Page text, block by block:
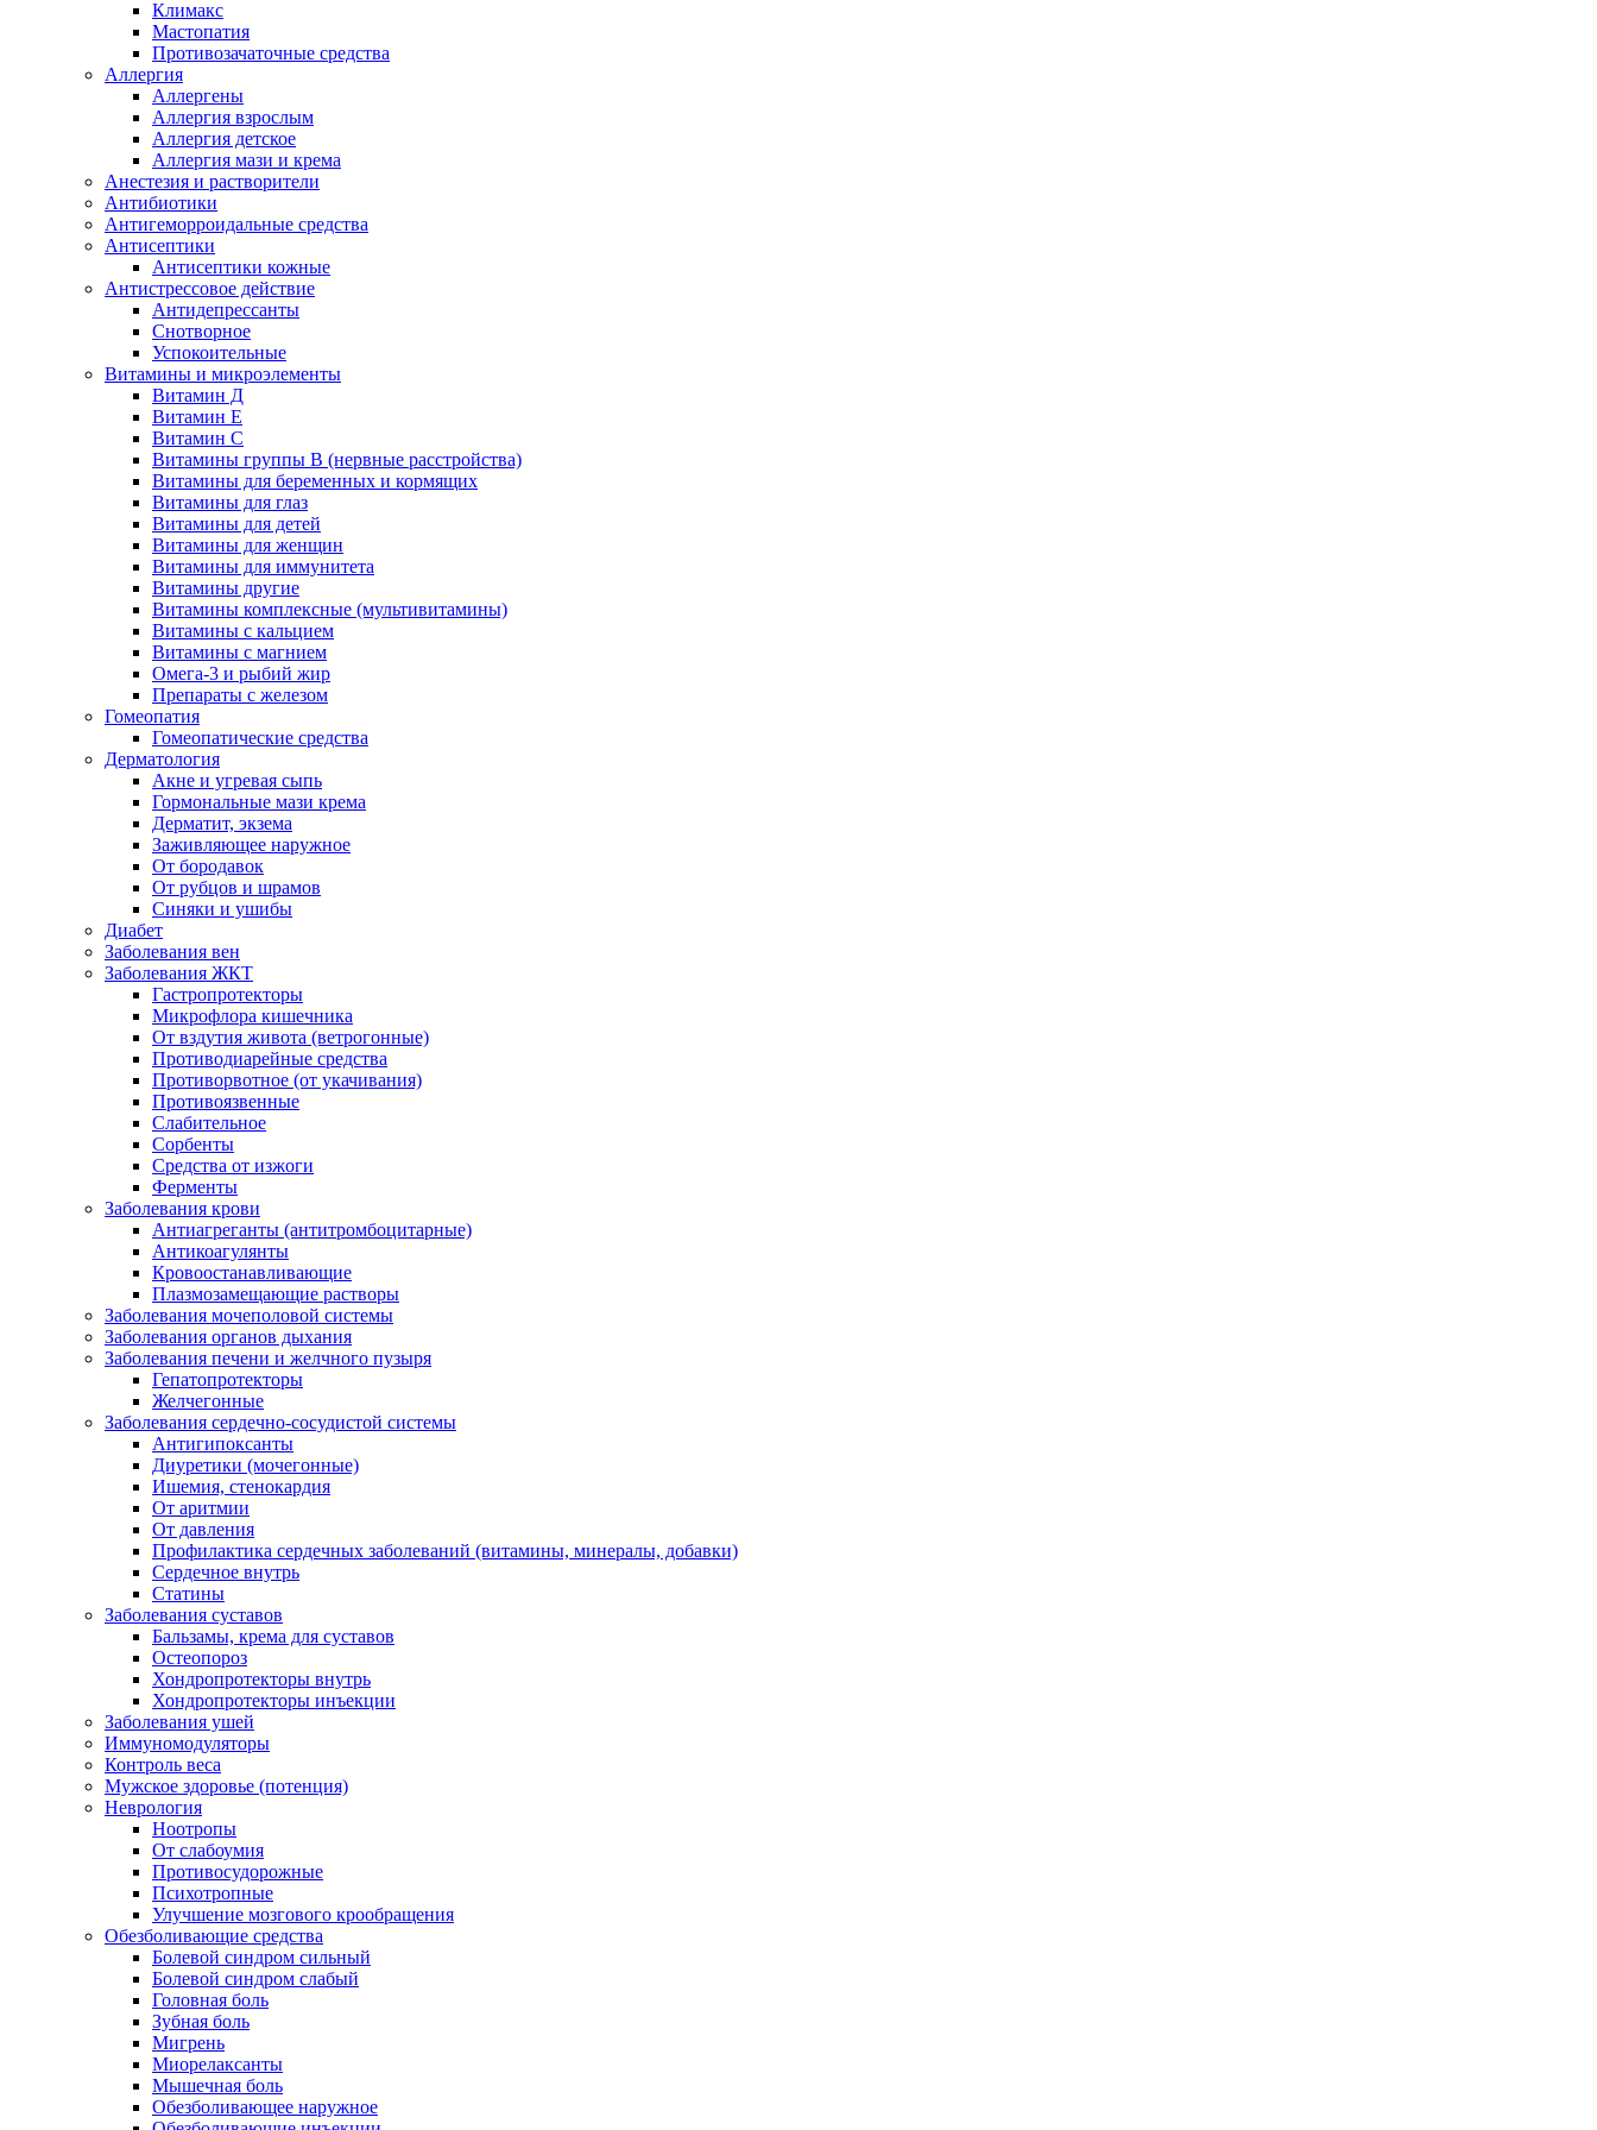
Климакс
Мастопатия
Противозачаточные средства
Аллергия
Аллергены
Аллергия взрослым
Аллергия детское
Аллергия мази и крема
Анестезия и растворители
Антибиотики
Антигеморроидальные средства
Антисептики
Антисептики кожные
Антистрессовое действие
Антидепрессанты
Снотворное
Успокоительные
Витамины и микроэлементы
Витамин Д
Витамин Е
Витамин С
Витамины группы В (нервные расстройства)
Витамины для беременных и кормящих
Витамины для глаз
Витамины для детей
Витамины для женщин
Витамины для иммунитета
Витамины другие
Витамины комплексные (мультивитамины)
Витамины с кальцием
Витамины с магнием
Омега-3 и рыбий жир
Препараты с железом
Гомеопатия
Гомеопатические средства
Дерматология
Акне и угревая сыпь
Гормональные мази крема
Дерматит, экзема
Заживляющее наружное
От бородавок
От рубцов и шрамов
Синяки и ушибы
Диабет
Заболевания вен
Заболевания ЖКТ
Гастропротекторы
Микрофлора кишечника
От вздутия живота (ветрогонные)
Противодиарейные средства
Противорвотное (от укачивания)
Противоязвенные
Слабительное
Сорбенты
Средства от изжоги
Ферменты
Заболевания крови
Антиагреганты (антитромбоцитарные)
Антикоагулянты
Кровоостанавливающие
Плазмозамещающие растворы
Заболевания мочеполовой системы
Заболевания органов дыхания
Заболевания печени и желчного пузыря
Гепатопротекторы
Желчегонные
Заболевания сердечно-сосудистой системы
Антигипоксанты
Диуретики (мочегонные)
Ишемия, стенокардия
От аритмии
От давления
Профилактика сердечных заболеваний (витамины, минералы, добавки)
Сердечное внутрь
Статины
Заболевания суставов
Бальзамы, крема для суставов
Остеопороз
Хондропротекторы внутрь
Хондропротекторы инъекции
Заболевания ушей
Иммуномодуляторы
Контроль веса
Мужское здоровье (потенция)
Неврология
Ноотропы
От слабоумия
Противосудорожные
Психотропные
Улучшение мозгового крообращения
Обезболивающие средства
Болевой синдром сильный
Болевой синдром слабый
Головная боль
Зубная боль
Мигрень
Миорелаксанты
Мышечная боль
Обезболивающее наружное